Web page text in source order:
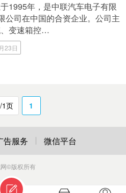
1995年，是中联汽车电子有限
公司在中国的合资企业。公司主
变速箱控…
23日
1页 1
告服务 微信平台
©版权所有